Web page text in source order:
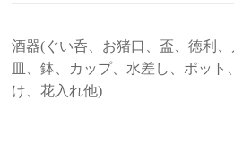
酒器(ぐい呑、お猪口、盃、徳利、
皿、鉢、カップ、水差し、ポット
け、花入れ他)